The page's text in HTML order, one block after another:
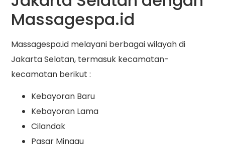
Massagespa.id
Massagespa.id melayani berbagai wilayah di
Jakarta Selatan, termasuk kecamatan-
kecamatan berikut :
Kebayoran Baru
Kebayoran Lama
Cilandak
Pasar Minggu